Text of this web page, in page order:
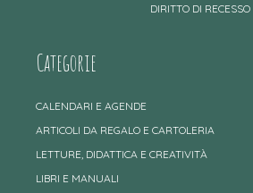
DIRITTO DI RECESSO
Categorie
CALENDARI E AGENDE
ARTICOLI DA REGALO E CARTOLERIA
LETTURE, DIDATTICA E CREATIVITÀ
LIBRI E MANUALI